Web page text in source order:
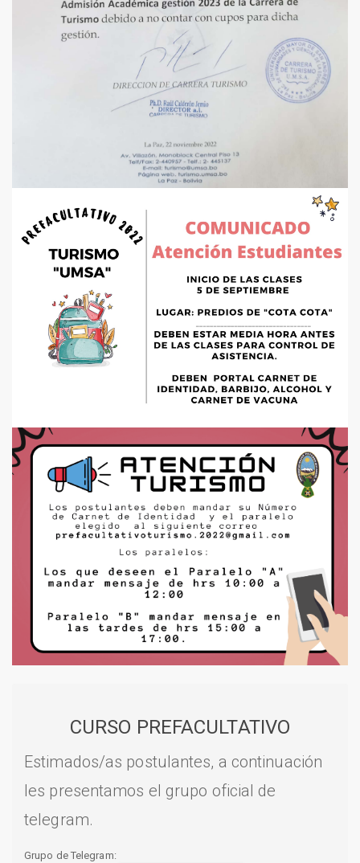
CURSO PREFACULTATIVO
Estimados/as postulantes, a continuación
les presentamos el grupo oficial de
telegram.
Grupo de Telegram: